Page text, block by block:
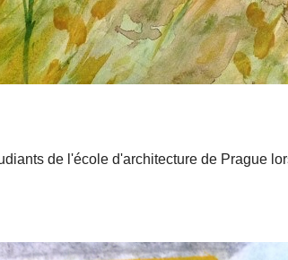
de l'école d'architecture de Prague